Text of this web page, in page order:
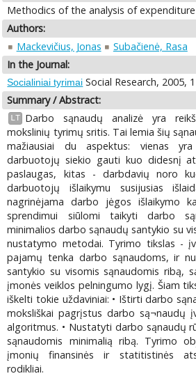
Methodics of the analysis of
Authors:
Mackevičius, Jonas
Subačienė, Rasa
In the Journal:
Socialiniai tyrimai Social Research, 2005,
Summary / Abstract:
LT
Darbo sąnaudų analizė yra
mokslinių tyrimų sritis. Tai lemia šių
mažiausiai du aspektus: vienas
darbuotojų siekio gauti kuo didesnį
paslaugas, kitas - darbdavių noro
darbuotojų išlaikymu susijusias
nagrinėjama darbo jėgos išlaikymo
sprendimui siūlomi taikyti darbo
minimalios darbo sąnaudų santykio su
nustatymo metodai. Tyrimo tikslas -
pajamų tenka darbo sąnaudoms, ir
santykio su visomis sąnaudomis ribą,
įmonės veiklos pelningumo lygį. Šiam
iškelti tokie uždaviniai: • Ištirti darbo
moksliškai pagrįstus darbo są¬naudų
algoritmus. • Nustatyti darbo sąnaudų
sąnaudomis minimalią ribą. Tyrimo
įmonių finansinės ir statitistinės
rodikliai.